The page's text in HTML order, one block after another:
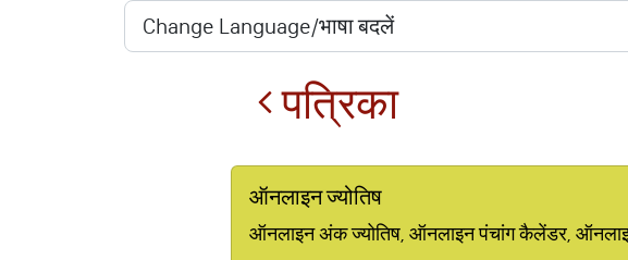
पत्रिका
ऑनलाइन ज्योतिष
ऑनलाइन अंक ज्योतिष, ऑनलाइन पंचांग कैलेंडर,